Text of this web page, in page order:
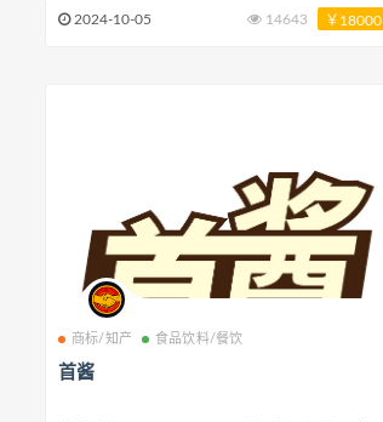
影放映,摄影,提供不可下载的在线音乐,在计算机
2024-10-05 14643 ￥18000
商标/知产 食品饮料/餐饮
首酱